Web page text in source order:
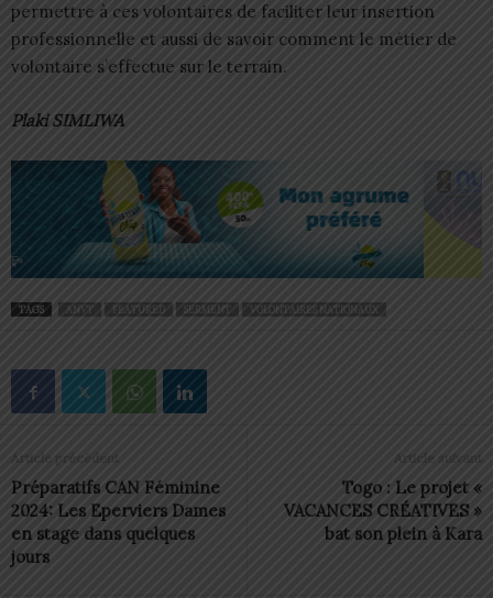
permettre à ces volontaires de faciliter leur insertion
professionnelle et aussi de savoir comment le métier de
volontaire s’effectue sur le terrain.
Plaki SIMLIWA
TAGS ANVT FEATURED SERMENT VOLONTAIRES NATIONAUX
Article précédent
Préparatifs CAN Féminine
2024: Les Eperviers Dames
en stage dans quelques
jours
Article suivant
Togo : Le projet «
VACANCES CRÉATIVES »
bat son plein à Kara